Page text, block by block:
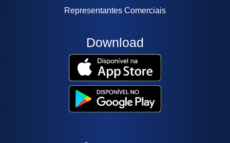
Representantes Comerciais
Download